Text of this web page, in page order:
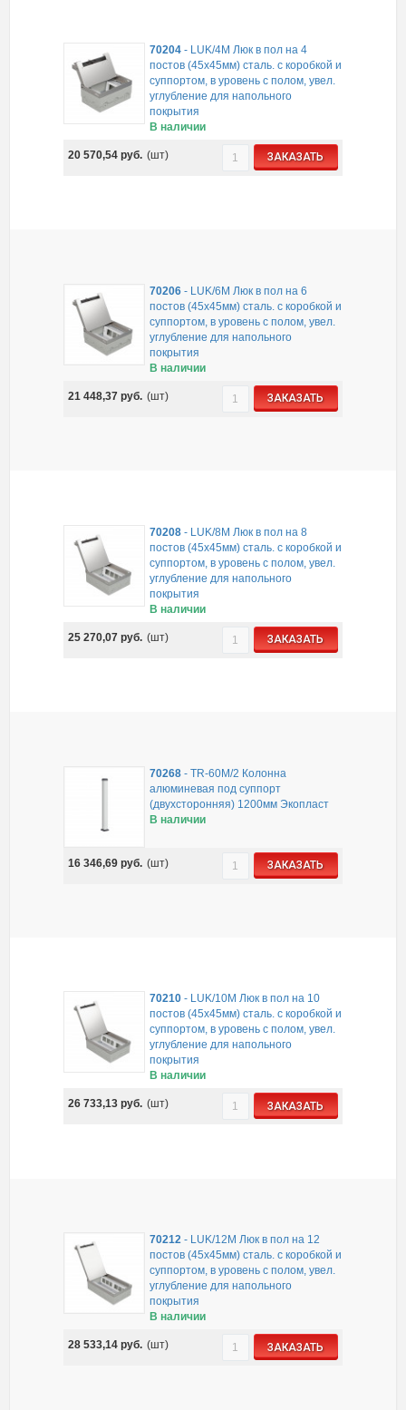
70204 - LUK/4M Люк в пол на 4
постов (45х45мм) сталь. с коробкой и
суппортом, в уровень с полом, увел.
углубление для напольного
покрытия
В наличии
20 570,54руб. (шт) ЗАКАЗАТЬ
70206 - LUK/6M Люк в пол на 6
постов (45х45мм) сталь. с коробкой и
суппортом, в уровень с полом, увел.
углубление для напольного
покрытия
В наличии
21 448,37руб. (шт) ЗАКАЗАТЬ
70208 - LUK/8M Люк в пол на 8
постов (45х45мм) сталь. с коробкой и
суппортом, в уровень с полом, увел.
углубление для напольного
покрытия
В наличии
25 270,07руб. (шт) ЗАКАЗАТЬ
70268 -TR-60M/2 Колонна
алюминевая под суппорт
(двухсторонняя) 1200мм Экопласт
В наличии
16 346,69руб. (шт) ЗАКАЗАТЬ
70210 - LUK/10M Люк в пол на 10
постов (45х45мм) сталь. с коробкой и
суппортом, в уровень с полом, увел.
углубление для напольного
покрытия
В наличии
26 733,13руб. (шт) ЗАКАЗАТЬ
70212 - LUK/12M Люк в пол на 12
постов (45х45мм) сталь. с коробкой и
суппортом, в уровень с полом, увел.
углубление для напольного
покрытия
В наличии
28 533,14руб. (шт) ЗАКАЗАТЬ